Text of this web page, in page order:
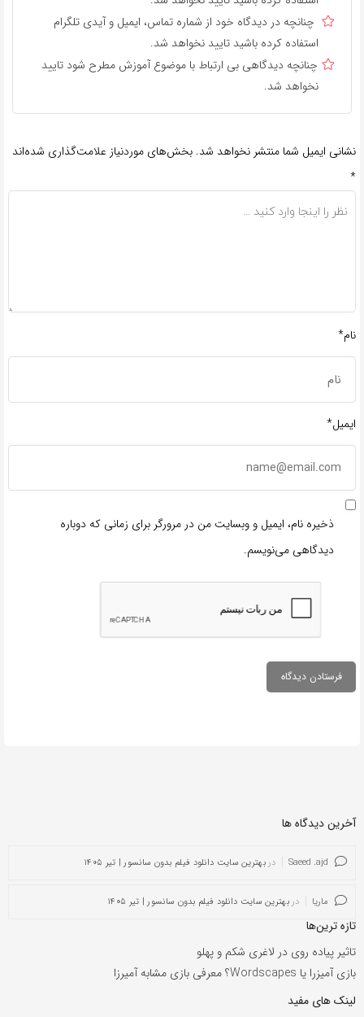
چنانچه در دیدگاه خود از شماره تماس، ایمیل و آیدی تلگرام
استفاده کرده باشید تایید نخواهد شد.
چنانچه دیدگاهی بی ارتباط با موضوع آموزش مطرح شود تایید
نخواهد شد.
نشانی ایمیل شما منتشر نخواهد شد. بخش‌های موردنیاز علامت‌گذاری شده‌اند
*
نام*
ایمیل*
ذخیره نام، ایمیل و وبسایت من در مرورگر برای زمانی که دوباره
دیدگاهی می‌نویسم.
آخرین دیدگاه ها
Saeed .ajd در بهترین سایت دانلود فیلم بدون سانسور | تیر ۱۴۰۵
ماریا در بهترین سایت دانلود فیلم بدون سانسور | تیر ۱۴۰۵
تازه ترین‌ها
تاثیر پیاده روی در لاغری شکم و پهلو
بازی آمیزرا یا Wordscapes؟ معرفی بازی مشابه آمیرزا
لینک های مفید